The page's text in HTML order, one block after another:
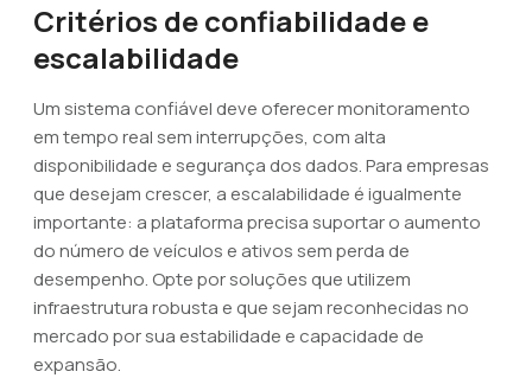
Critérios de confiabilidade e
escalabilidade
Um sistema confiável deve oferecer monitoramento
em tempo real sem interrupções, com alta
disponibilidade e segurança dos dados. Para empresas
que desejam crescer, a escalabilidade é igualmente
importante: a plataforma precisa suportar o aumento
do número de veículos e ativos sem perda de
desempenho. Opte por soluções que utilizem
infraestrutura robusta e que sejam reconhecidas no
mercado por sua estabilidade e capacidade de
expansão.